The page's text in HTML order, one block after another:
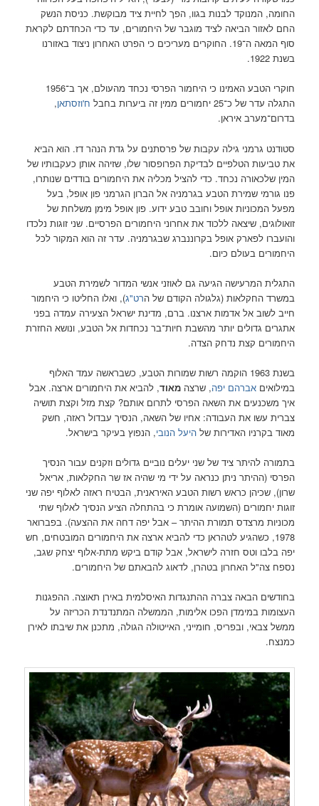
החומה, המנוקד לבנות בגוו, הפך לחיית ציד מבוקשת. כניסת הנשק
החם לאזור הביאה לציד מוגבר של היחמורים, עד כדי הכחדתם לקראת
סוף המאה ה־19. החוקרים מעריכים כי הפרט האחרון ניצוד באזורנו
בשנת 1922.
חוקרי הטבע האמינו כי היחמור הפרסי נכחד מהעולם, אך ב־1956
התגלה עדר של כ־25 יחמורים ממין זה ביערות בחבל
ח'וזסתאן,
בדרום־מערב איראן.
סטודנט גרמני גילה עקבות של פרסתנים על גדת הנהר דז. הוא הביא
את טביעות הטלפיים לבדיקת הפרופסור שלו, שזיהה אותן כעקבותיו של
המין שלכאורה נכחד. כדי להציל מכליה את היחמורים בודדים שנותרו,
פנו גורמי שמירת הטבע בגרמניה אל הברון הגרמני פון אופל, בעל
מפעל המכוניות אופל וחובב טבע ידוע. פון אופל מימן משלחת של
זואולוגים, שיצאה ללכוד את אחרוני היחמורים הפרסיים. שני זוגות נלכדו
והועברו לפארק אופל בקרוננברג שבגרמניה. עדר זה הוא המקור לכל
היחמורים בעולם כיום.
התגלית המרעישה הגיעה גם לאוזני אנשי המדור לשמירת הטבע
במשרד החקלאות (גלגולה הקודם של הרט"ג), ואלו החליטו כי היחמור
חייב לשוב אל אדמות ארצנו. ברם, מדינת ישראל הצעירה עמדה בפני
אתגרים גדולים יותר מהשבת חיות־בר נכחדות אל הטבע, ונושא החזרת
היחמורים קצת נדחק הצדה.
בשנת 1963 הוקמה רשות שמורות הטבע, כשבראשה עמד האלוף
במילואיםאברהם יפה, שרצהמאוד, להביא את היחמורים ארצה. אבל
איך משכנעים את השאה הפרסי לתרום אותם? קצת מזל וקצת תושיה
צברית עשו את העבודה: אחיו של השאה, הנסיך עבדול ראזה, חשק
מאוד בקרניו האדירות שלהיעל הנובי, הנפוץ בעיקר בישראל.
בתמורה להיתר ציד של שני יעלים נוביים גדולים וזקנים עבור הנסיך
הפרסי (ההיתר ניתן כנראה על ידי מי שהיה אז שר החקלאות, אריאל
שרון), שכיהן כראש רשות הטבע האיראנית, הבטיח ראזה לאלוף יפה שני
זוגות יחמורים (השמועה אומרת כי בהתחלה הציע הנסיך לאלוף שתי
מכוניות מרצדס תמורת ההיתר – אבל יפה דחה את ההצעה). בפברואר
1978, כשהגיע לטהראן כדי להביא ארצה את היחמורים המובטחים, חש
יפה בלבו וטס חזרה לישראל, אבל קודם ביקש מתת-אלוף יצחק שגב,
נספח צה"ל האחרון בטהרן, לדאוג להבאתם של היחמורים.
בחודשים הבאה צברה ההתנגדות האיסלמית באירן תאוצה. ההפגנות
העצומות במימדן הפכו אלימות, הממשלה המתנדנדת הכריזה על
ממשל צבאי, ובפריס, חומייני, האייטולה הגולה, מתכנן את שיבתו לאירן
כמנצח.